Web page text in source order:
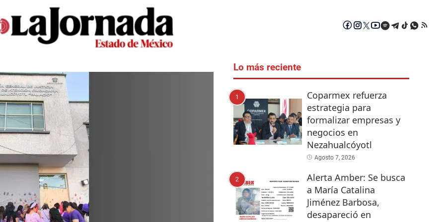
Lo más reciente
1
Coparmex refuerza
estrategia para
formalizar empresas y
negocios en
Nezahualcóyotl
Agosto 7, 2026
2
Alerta Amber: Se busca
a María Catalina
Jiménez Barbosa,
desapareció en